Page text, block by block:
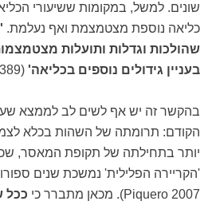
שונים. למשל, במקומות ששיעורי
כליאה נוספת מצטמצמת ואף נעלמת.
שהולכות וגדלות ותועלות
בעניין גידולים נוספים בכליאה' (Donohue 2007: 389).
בהקשר זה יש אף לשים לב לממצא
הקודם: תרומתה של השהות בכלא
יותר בתחילתה של תקופת המאסר, שכן
Piquero 2007). מכאן מתברר כי
ככל